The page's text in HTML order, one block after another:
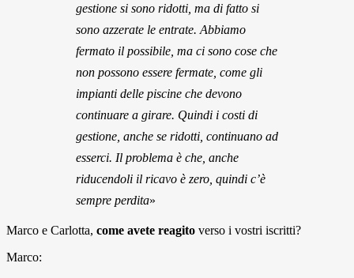
gestione si sono ridotti, ma di fatto si
sono azzerate le entrate. Abbiamo
fermato il possibile, ma ci sono cose che
non possono essere fermate, come gli
impianti delle piscine che devono
continuare a girare. Quindi i costi di
gestione, anche se ridotti, continuano ad
esserci. Il problema è che, anche
riducendoli il ricavo è zero, quindi c’è
sempre perdita»
Marco e Carlotta, come avete reagito verso i vostri iscritti?
Marco: